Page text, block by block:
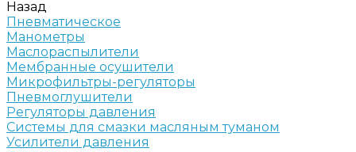
Назад
Пневматическое
Манометры
Маслораспылители
Мембранные осушители
Микрофильтры-регуляторы
Пневмоглушители
Регуляторы давления
Системы для смазки масляным туманом
Усилители давления